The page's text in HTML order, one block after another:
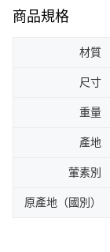
商品規格
材質
尺寸
重量
產地
葷素別
原產地（國別）